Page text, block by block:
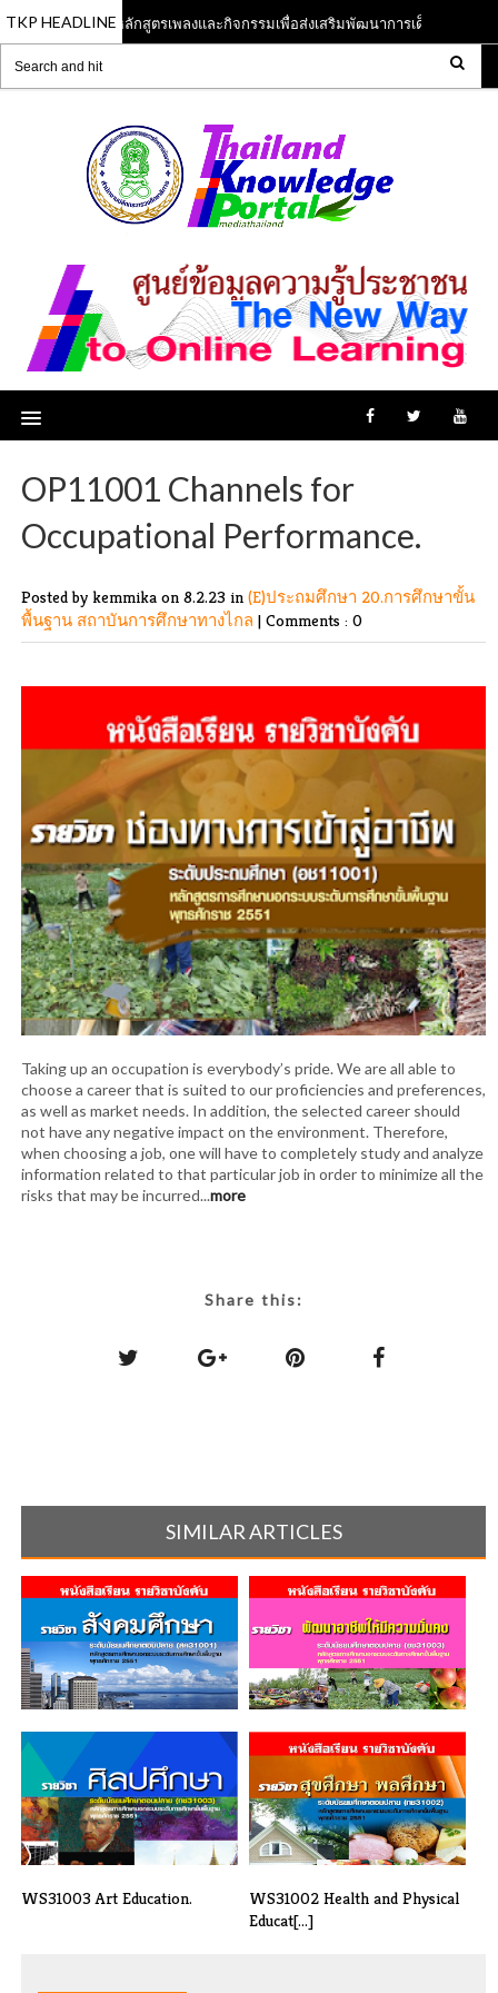
TKP HEADLINE
13 Jun 2023 หลักสูตรเพลงและกิจกรรมเพื่อส่งเสริมพัฒนาการเด็กปฐมวัย
OP11001 Channels for
Occupational Performance.
Posted by kemmika on 8.2.23 in (E)ประถมศึกษา 20.การศึกษาขั้น
พื้นฐาน สถาบันการศึกษาทางไกล | Comments : 0
Taking up an occupation is everybody’s pride. We are all able to
choose a career that is suited to our proficiencies and preferences,
as well as market needs. In addition, the selected career should
not have any negative impact on the environment. Therefore,
when choosing a job, one will have to completely study and analyze
information related to that particular job in order to minimize all the
risks that may be incurred...more
Share this:
SIMILAR ARTICLES
สค33004 สังคมศึกษา 1
OP31003 Sustainable
Occupational D[...]
WS31003 Art Education.
WS31002 Health and Physical
Educat[...]